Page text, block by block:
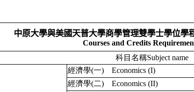
中原大學與美國天普大學商學管理雙學士學位學
Courses and Credits
科目名稱Subject name
經濟學(一) Economics (I)
經濟學(二) Economics (II)